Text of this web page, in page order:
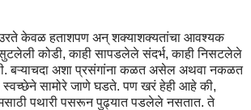
केवळ हताशपण अन् शक्याशक्यतांचा आवश्यक
कोडी, काही सापडलेले संदर्भ, काही निसटलेले
बऱ्याचदा अशा प्रसंगांना कळत असेल अथवा नकळत
स्वच्छेने सामोरे जाणे घडते. पण खरं हेही आहे की,
पथारी पसरून पुढ्यात पडलेले नसतात. ते